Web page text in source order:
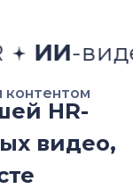
контентом
HR-
видео,